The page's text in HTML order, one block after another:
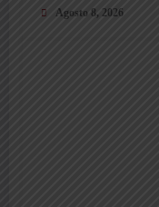
Agosto 8, 2026